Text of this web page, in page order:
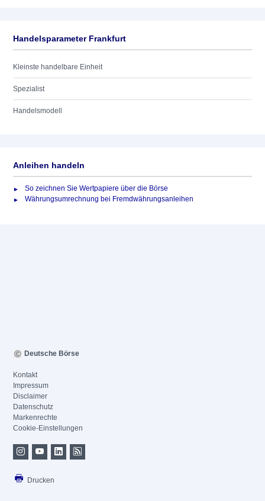
Handelsparameter Frankfurt
Kleinste handelbare Einheit
Spezialist
Handelsmodell
Anleihen handeln
So zeichnen Sie Wertpapiere über die Börse
Währungsumrechnung bei Fremdwährungsanleihen
Deutsche Börse
Kontakt
Impressum
Disclaimer
Datenschutz
Markenrechte
Cookie-Einstellungen
Drucken